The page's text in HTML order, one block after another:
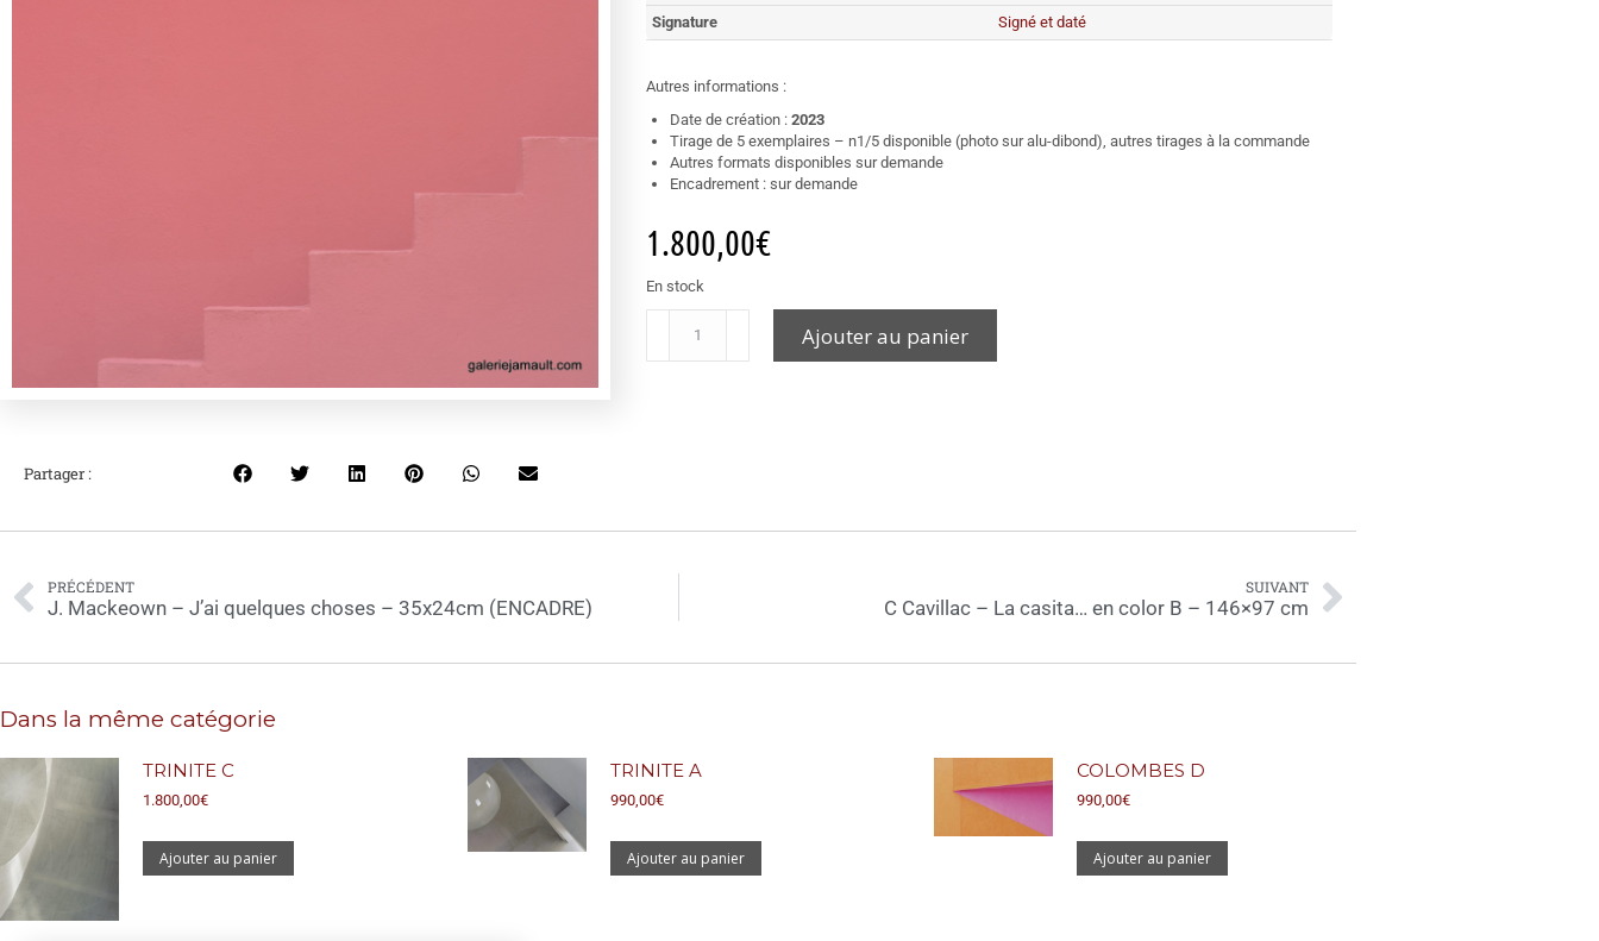
Signature
Signé et daté
Autres informations :
Date de création : 2023
Tirage de 5 exemplaires – n1/5 disponible (photo sur alu-dibond), autres tirages à la commande
Autres formats disponibles sur demande
Encadrement : sur demande
1.800,00€
En stock
Ajouter au panier
Partager :
PRÉCÉDENT
J. Mackeown – J’ai quelques choses – 35x24cm (ENCADRE)
SUIVANT
C Cavillac – La casita… en color B – 146×97 cm
Dans la même catégorie
TRINITE C
1.800,00€
Ajouter au panier
TRINITE A
990,00€
Ajouter au panier
COLOMBES D
990,00€
Ajouter au panier